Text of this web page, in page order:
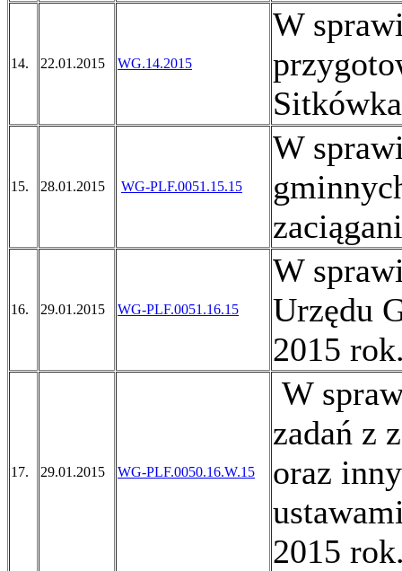
14. 22.01.2015 WG.14.2015
W
15. 28.01.2015 WG-PLF.0051.15.15
W
16. 29.01.2015 WG-PLF.0051.16.15
W
Urzędu
2015
17. 29.01.2015 WG-PLF.0050.16.W.15
W
zadań z
oraz
2015